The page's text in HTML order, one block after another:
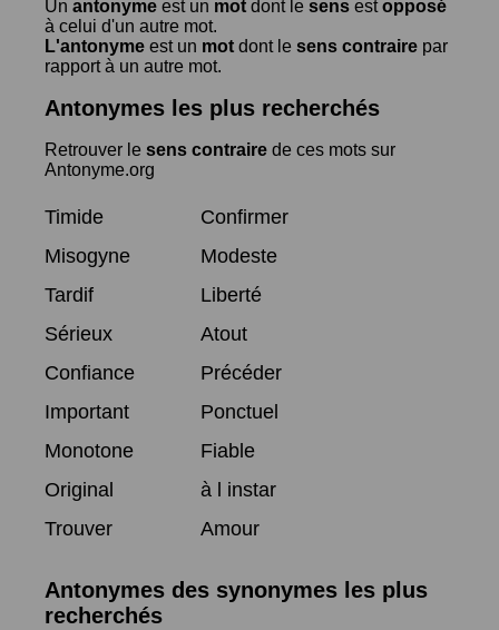
Un antonyme est un mot dont le sens estopposé
à celui d'un autre mot.
L'antonyme est un mot dont le sens contraire par
rapport à un autre mot.
Antonymes les plus recherchés
Retrouver le sens contraire de ces mots sur
Antonyme.org
Timide
Confirmer
Misogyne
Modeste
Tardif
Liberté
Sérieux
Atout
Confiance
Précéder
Important
Ponctuel
Monotone
Fiable
Original
à l instar
Trouver
Amour
Antonymes des synonymes les plus
recherchés